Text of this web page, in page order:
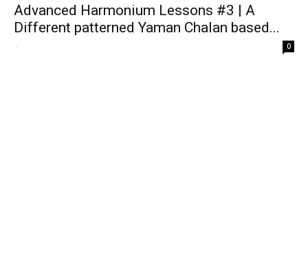
Advanced Harmonium Lessons #3 | A
Different patterned Yaman Chalan based...
- 0